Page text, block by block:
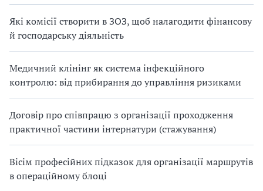
Які комісії створити в ЗОЗ, щоб налагодити фінансову
й господарську діяльність
Медичний клінінг як система інфекційного
контролю: від прибирання до управління ризиками
Договір про співпрацю з організації проходження
практичної частини інтернатури (стажування)
Вісім професійних підказок для організації маршрутів
в операційному блоці